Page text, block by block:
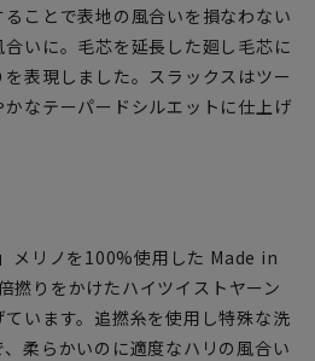
ことで表地の風合いを損なわない
いに。毛芯を延長した廻し毛芯に
表現しました。スラックスはツー
なテーパードシルエットに仕上げ
メリノを100%使用した Made in
撚りをかけたハイツイストヤーン
います。追撚糸を使用し特殊な洗
柔らかいのに適度なハリの風合い